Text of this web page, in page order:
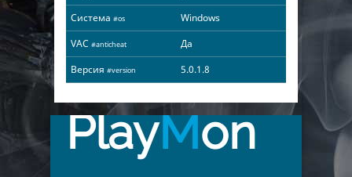
Система #os
Windows
VAC #anticheat
Да
Версия #version 5.0.1.8
PlayMon